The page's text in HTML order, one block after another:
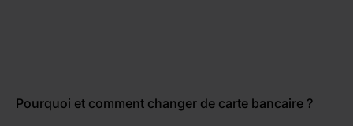
Pourquoi et comment changer de carte bancaire ?